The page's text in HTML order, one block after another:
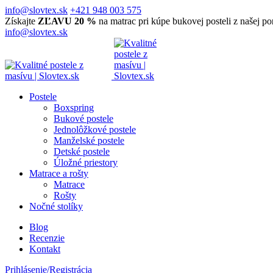
info@slovtex.sk +421 948 003 575
Získajte ZĽAVU 20 % na matrac pri kúpe bukovej posteli z našej
info@slovtex.sk
Postele
Boxspring
Bukové postele
Jednolôžkové postele
Manželské postele
Detské postele
Úložné priestory
Matrace a rošty
Matrace
Rošty
Nočné stolíky
Blog
Recenzie
Kontakt
Prihlásenie/Registrácia